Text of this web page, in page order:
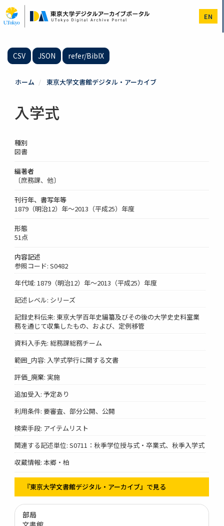
イ
ン
EN
CSV JSON refer/BibIX
ホーム 東京大学文書館デジタル・アーカイブ
入学式
種別
図書
編著者
〔庶務課、他〕
刊行年、書写年等
1879（明治12）年～2013（平成25）年度
形態
51点
内容記述
参照コード: S0482
年代域: 1879（明治12）年～2013（平成25）年度
記述レベル: シリーズ
記録史料伝来: 東京大学百年史編纂及びその後の大学史史料室業
務を通じて収集したもの、および、定例移管
資料入手先: 総務課総務チーム
範囲_内容: 入学式挙行に関する文書
評価_廃棄: 実施
追加受入: 予定あり
利用条件: 要審査、部分公開、公開
検索手段: アイテムリスト
関連する記述単位: S0711：秋季学位授与式・卒業式、秋季入学式
収蔵情報: 本郷・柏
『東京大学文書館デジタル・アーカイブ』で見る
部局